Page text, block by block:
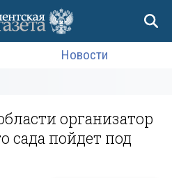
Новости
организатор
сада пойдет под